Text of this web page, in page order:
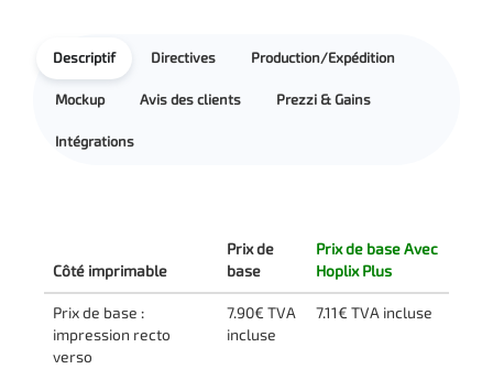
Descriptif Directives Production/Expédition
Mockup Avis des clients Prezzi & Gains
Intégrations
Côté imprimable
Prix de
base
Prix de base Avec
Hoplix Plus
Prix de base :
impression recto
verso
7.90€ TVA
incluse
7.11€ TVA incluse